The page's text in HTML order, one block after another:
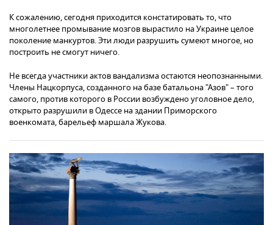
К сожалению, сегодня приходится констатировать то, что
многолетнее промывание мозгов вырастило на Украине целое
поколение манкуртов. Эти люди разрушить сумеют многое, но
построить не смогут ничего.
Не всегда участники актов вандализма остаются неопознанными.
Члены Нацкорпуса, созданного на базе батальона "Азов" – того
самого, против которого в России возбуждено уголовное дело,
открыто разрушили в Одессе на здании Приморского
военкомата, барельеф маршала Жукова.